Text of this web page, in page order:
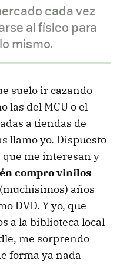
cada vez
al físico para
mismo.
suelo ir cazando
las del MCU o el
a tiendas de
llamo yo. Dispuesto
me interesan y
compro vinilos
años
DVD. Y yo, que
a la biblioteca local
me sorprendo
forma ya nada